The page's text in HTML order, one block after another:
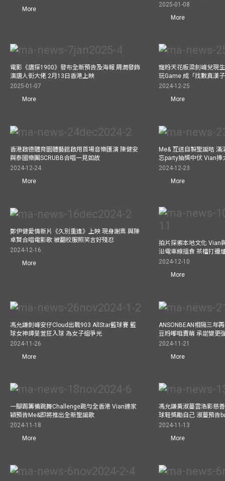
More
2025-01-08
More
電影《唐探1900》發布全新預告及海報 周潤發飾
演唐人街大佬 2月13日香港上映
2025-01-07
More
寵粉天花板梁釗峰兌現
玩Game 成「找數真漢
2024-12-25
More
香港啟德體育園體藝館啟用首場音樂匯演 陳健安
與泰國樂團SCRUBB合唱一見如故
2024-12-24
More
Me& 互送自製聖誕咭
忘party抽獎中伏 Vian捧
2024-12-23
More
鄭伊健愛情新片《久別重逢》上映 現身謝票 與陳
卓賢合唱電影歌 被翻校服照笑言好殘忍
2024-12-16
More
拍片探索本地文化 Vian
沿電車線搵食 茶檔打邊
2024-12-10
More
馮允謙釗峰安仔Cloud出戰903 AllStar籃球賽 籃
球女神譚旻萱狂入球 為女子組爭光
2024-11-26
More
ANSONBEAN相隔三年
豆粉嘟咀賣萌 承諾變更
2024-11-21
More
一腳踢籌備跳舞Challenge跳勻全香港 Vian連家
穎預告Me&即將推出全新聖誕歌
2024-11-18
More
馮允謙黃淑蔓雲浩影慈
球鞋獎勵自己 淑蔓預告
2024-11-13
More